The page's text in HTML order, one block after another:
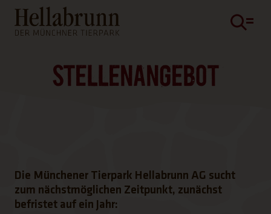
Hauptinhalt
Fußbereich
STELLENANGEBOT
Die Münchener Tierpark Hellabrunn AG sucht
zum nächstmöglichen Zeitpunkt, zunächst
befristet auf ein Jahr: